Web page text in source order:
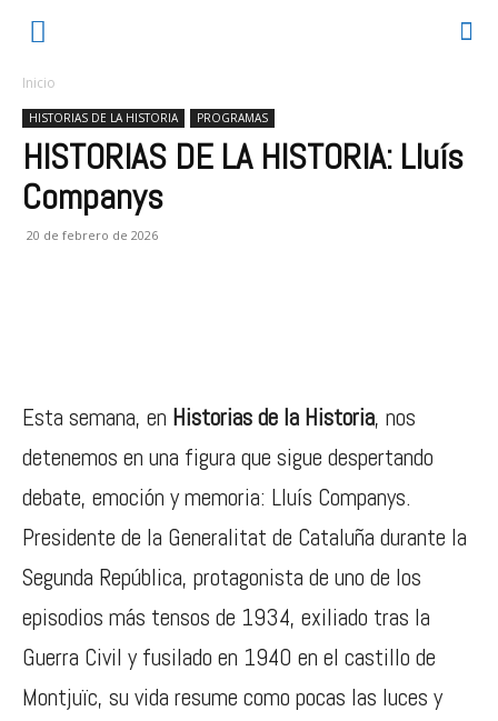
Inicio
HISTORIAS DE LA HISTORIA PROGRAMAS
HISTORIAS DE LA HISTORIA: Lluís
Companys
20 de febrero de 2026
Esta semana, en Historias de la Historia, nos
detenemos en una figura que sigue despertando
debate, emoción y memoria: Lluís Companys.
Presidente de la Generalitat de Cataluña durante la
Segunda República, protagonista de uno de los
episodios más tensos de 1934, exiliado tras la
Guerra Civil y fusilado en 1940 en el castillo de
Montjuïc, su vida resume como pocas las luces y